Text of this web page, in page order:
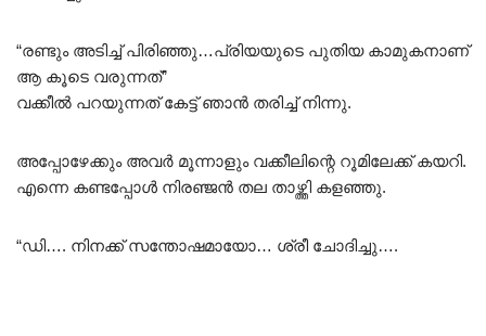
“രണ്ടും അടിച്ച് പിരിഞ്ഞു…പ്രിയയുടെ പുതിയ കാമുകനാണ്
ആ കൂടെ വരുന്നത്”
വക്കീൽ പറയുന്നത് കേട്ട് ഞാൻ തരിച്ച് നിന്നു.
അപ്പോഴേക്കും അവർ മൂന്നാളും വക്കീലിന്റെ റൂമിലേക്ക് കയറി.
എന്നെ കണ്ടപ്പോൾ നിരഞ്ജൻ തല താഴ്ത്തി കളഞ്ഞു.
“ഡി…. നിനക്ക് സന്തോഷമായോ… ശ്രീ ചോദിച്ചു….